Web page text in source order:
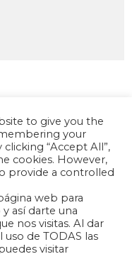
de
es una
y
to give you the
your
“Accept All”,
cookies. However,
provide a controlled
web para
así darte una
nos visitas. Al dar
uso de TODAS las
visitar